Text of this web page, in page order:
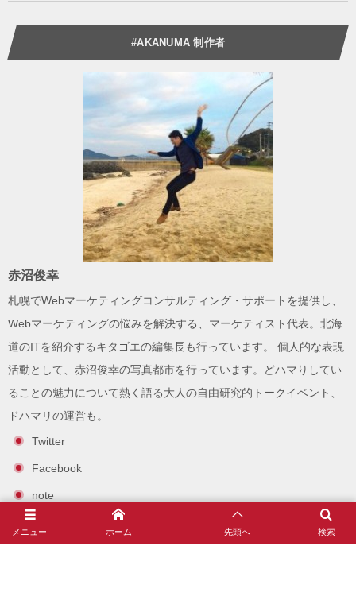
#AKANUMA 制作者
赤沼俊幸
札幌でWebマーケティングコンサルティング・サポートを提供し、
Webマーケティングの悩みを解決する、 マーケティスト代表。北海
道のITを紹介するキタゴエの編集長も行っています。 個人的な表現
活動として、 赤沼俊幸の写真都市を行っています。どハマりしてい
ることの魅力について熱く語る大人の自由研究的トークイベント、
ドハマリの運営も。
Twitter
Facebook
note
Instagram
メニュー 検索
ホーム 先頭へ